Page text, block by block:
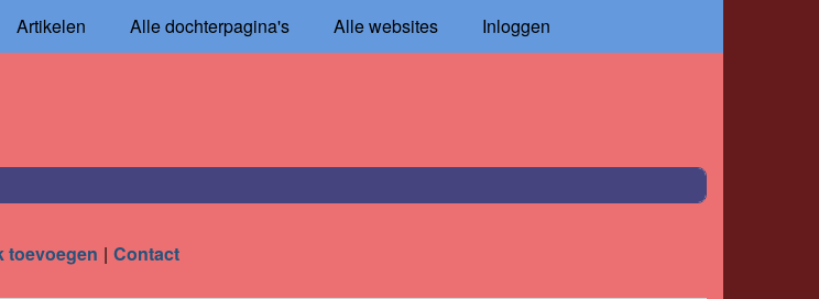
Artikelen Alle dochterpagina's Alle websites Inloggen
toevoegen Contact